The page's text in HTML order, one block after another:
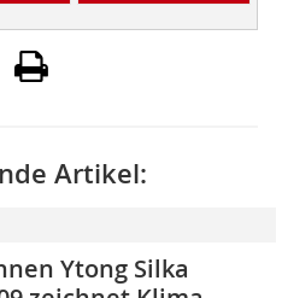
Artikel:
Ytong Silka